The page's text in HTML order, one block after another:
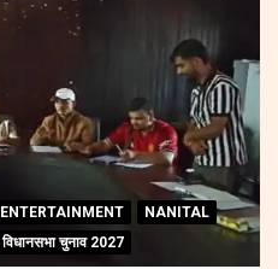
ENTERTAINMENT
NANITAL
विधानसभा चुनाव 2027